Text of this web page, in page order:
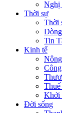
Nghị
Thời sự
Thời
Tin
Kinh tế
Khởi
Đời sống